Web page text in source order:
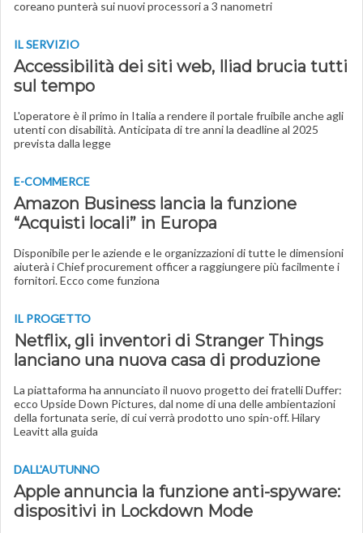
coreano punterà sui nuovi processori a 3 nanometri
IL SERVIZIO
Accessibilità dei siti web, Iliad brucia tutti
sul tempo
L'operatore è il primo in Italia a rendere il portale fruibile anche agli
utenti con disabilità. Anticipata di tre anni la deadline al 2025
prevista dalla legge
E-COMMERCE
Amazon Business lancia la funzione
“Acquisti locali” in Europa
Disponibile per le aziende e le organizzazioni di tutte le dimensioni
aiuterà i Chief procurement officer a raggiungere più facilmente i
fornitori. Ecco come funziona
IL PROGETTO
Netflix, gli inventori di Stranger Things
lanciano una nuova casa di produzione
La piattaforma ha annunciato il nuovo progetto dei fratelli Duffer:
ecco Upside Down Pictures, dal nome di una delle ambientazioni
della fortunata serie, di cui verrà prodotto uno spin-off. Hilary
Leavitt alla guida
DALL'AUTUNNO
Apple annuncia la funzione anti-spyware:
dispositivi in Lockdown Mode